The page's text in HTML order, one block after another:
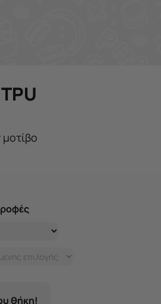
θήκη!